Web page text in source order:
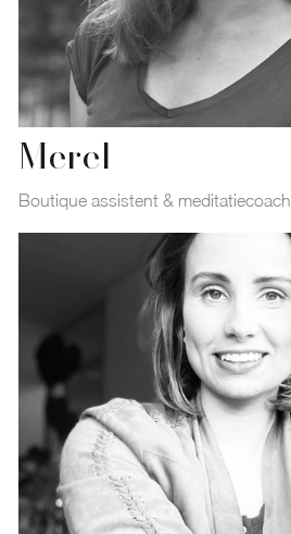
Merel
Boutique assistent & meditatiecoach